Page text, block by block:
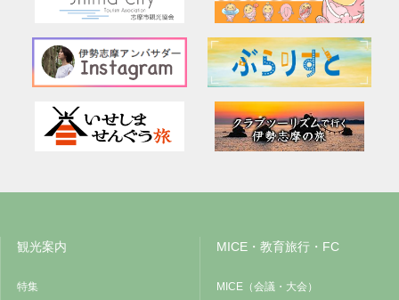
観光案内
特集
MICE・教育旅行・FC
MICE（会議・大会）